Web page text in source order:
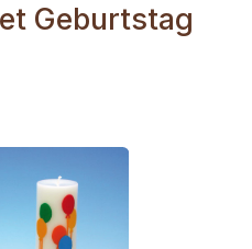
Geburtstag